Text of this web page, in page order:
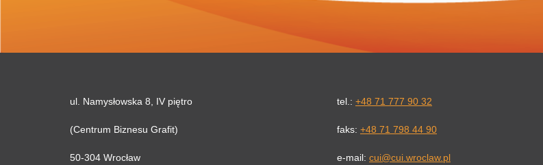
ul. Namysłowska 8, IV piętro
(Centrum Biznesu Grafit)
50-304 Wrocław
tel.: +48 71 777 90 32
faks: +48 71 798 44 90
e-mail: cui@cui.wroclaw.pl